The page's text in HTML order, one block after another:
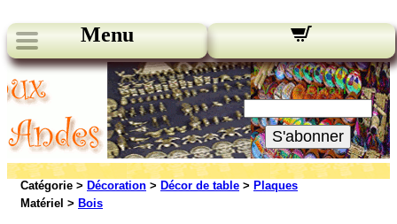
Menu
Nos bulletins:
Votre Email:
S'abonner
Catégorie > Décoration > Décor de table > Plaques
Matériel > Bois